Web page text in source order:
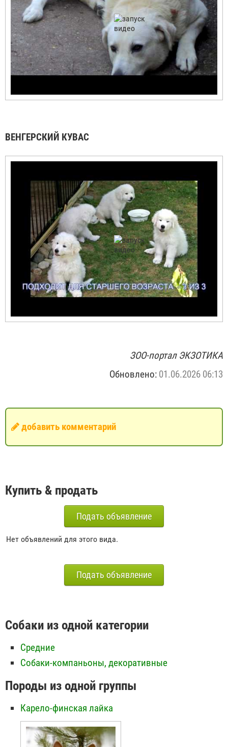
ВЕНГЕРСКИЙ КУВАС
ЗОО-портал ЭКЗОТИКА
Обновлено: 01.06.2026 06:13
добавить комментарий
Купить & продать
Подать объявление
Нет объявлений для этого вида.
Подать объявление
Собаки из одной категории
Средние
Собаки-компаньоны, декоративные
Породы из одной группы
Карело-финская лайка